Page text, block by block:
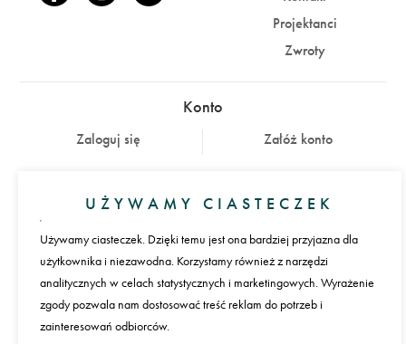
Projektanci
Zwroty
Konto
Zaloguj się Załóż konto
Płatności
Język
Międzynarodowa dostawa
UŻYWAMY CIASTECZEK
Używamy ciasteczek. Dzięki temu jest ona bardziej przyjazna dla
użytkownika i niezawodna. Korzystamy również z narzędzi
analitycznych w celach statystycznych i marketingowych. Wyrażenie
zgody pozwala nam dostosować treść reklam do potrzeb i
zainteresowań odbiorców.